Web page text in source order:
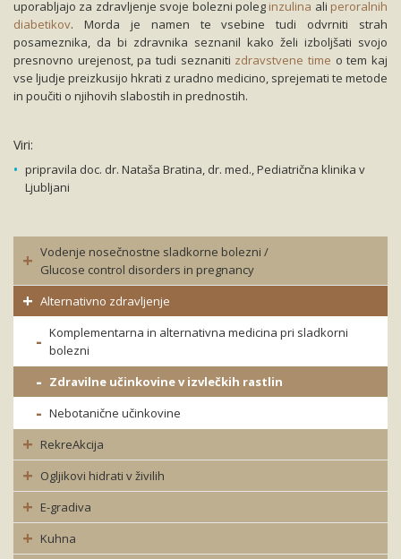
uporabljajo za zdravljenje svoje bolezni poleg inzulina ali peroralnih
diabetikov. Morda je namen te vsebine tudi odvrniti strah
posameznika, da bi zdravnika seznanil kako želi izboljšati svojo
presnovno urejenost, pa tudi seznaniti zdravstvene time o tem kaj
vse ljudje preizkusijo hkrati z uradno medicino, sprejemati te metode
in poučiti o njihovih slabostih in prednostih.
Viri:
pripravila doc. dr. Nataša Bratina, dr. med., Pediatrična klinika v
Ljubljani
Vodenje nosečnostne sladkorne bolezni /
Glucose control disorders in pregnancy
Alternativno zdravljenje
Komplementarna in alternativna medicina pri sladkorni
bolezni
Zdravilne učinkovine v izvlečkih rastlin
Nebotanične učinkovine
RekreAkcija
Ogljikovi hidrati v živilih
E-gradiva
Kuhna